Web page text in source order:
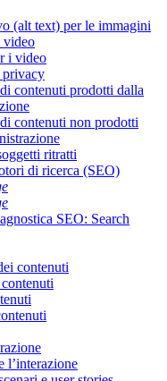
(alt text) per le immagini
video
i video
privacy
contenuti prodotti dalla
contenuti non prodotti
ritratti
di ricerca (SEO)
SEO: Search
contenuti
l’interazione